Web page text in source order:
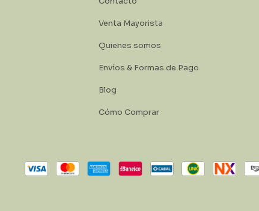
Venta Mayorista
Quienes somos
Envíos & Formas de Pago
Blog
Cómo Comprar